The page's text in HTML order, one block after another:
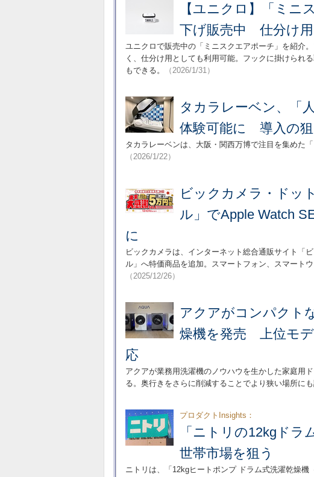
【ユニクロ】「ミニ
下げ販売中 仕分け
ユニクロで販売中の「ミニスクエアポーチ」を紹介
く、仕分け用としても利用可能。フックに掛けられ
もできる。
（2026/1/31）
タカラレーベン、「
体験可能に 導入の狙
タカラレーベンは、大阪・関西万博で注目を集めた
（2026/1/22）
ビックカメラ・ドッ
ル」でApple Watch
に
ビックカメラは、インターネット総合通販サイト「
ル」へ特価商品を追加。スマートフォン、スマート
（2025/12/26）
アクアがコンパクト
燥機を発売 上位モ
応
アクアが業務用洗濯機のノウハウを生かした家庭用
る。奥行きをさらに削減することでより狭い場所に
プロダクトInsights：
「ニトリの12kgド
世帯市場を狙う
ニトリは、「12kgヒートポンプ ドラム式洗濯乾燥